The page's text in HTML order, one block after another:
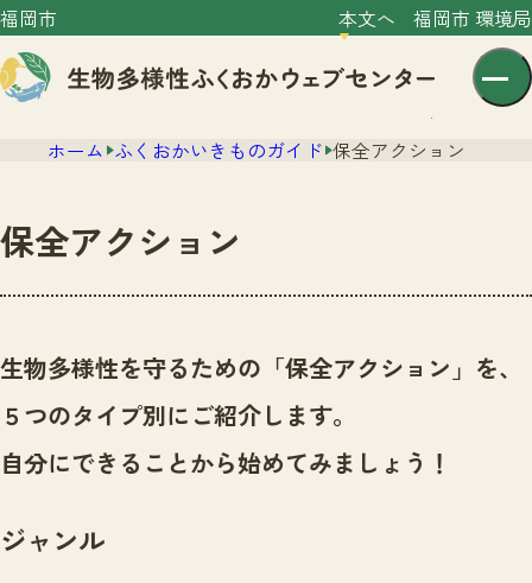
福岡市 本文へ 福岡市 環境局
センター紹介
センター紹介TOP
サイトポリシー
ニュース
ニュースTOP
市の取組み
いきものガイド
注目のいきもの
ホーム ふくおかいきものガイド 保全アクション
保全アクション
生物多様性を守るための「保全アクション」を、
５つのタイプ別にご紹介します。
自分にできることから始めてみましょう！
ジャンル